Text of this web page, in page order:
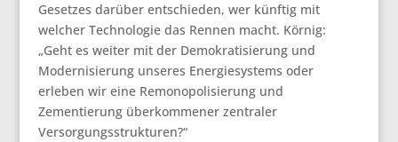
Gesetzes darüber entschieden, wer künftig mit
welcher Technologie das Rennen macht. Körnig:
„Geht es weiter mit der Demokratisierung und
Modernisierung unseres Energiesystems oder
erleben wir eine Remonopolisierung und
Zementierung überkommener zentraler
Versorgungsstrukturen?“